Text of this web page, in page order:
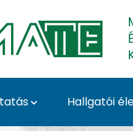
Hallgatói